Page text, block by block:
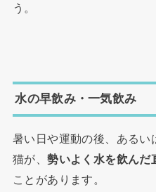
う。
水の早飲み・一気飲み
暑い日や運動の後、あるい
猫が、勢いよく水を飲んだ
ことがあります。